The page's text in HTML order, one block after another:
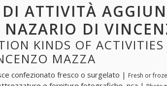
ATTIVITÀ
NAZARIO DI
KINDS OF
MAZZA
confezionato fresco o surgelato | Fresh or